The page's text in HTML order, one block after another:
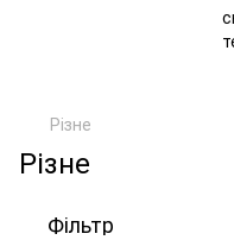
Різне
Різне
Фільтр